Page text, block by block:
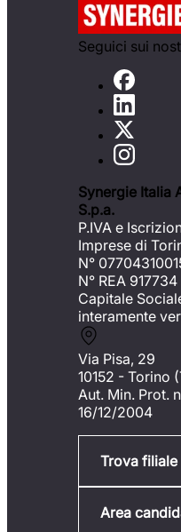
Seguici sui
Synergie Italia
S.p.a.
P.IVA e
Imprese di
N°
N° REA 917734
Capitale
interamente
Via Pisa, 29
10152 - Torino
Aut. Min. Prot.
16/12/2004
Trova filiale
Area